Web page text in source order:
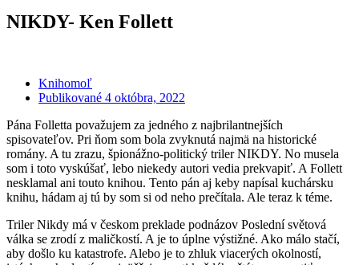
NIKDY- Ken Follett
Knihomoľ
Publikované 4 októbra, 2022
Pána Folletta považujem za jedného z najbrilantnejších
spisovateľov. Pri ňom som bola zvyknutá najmä na historické
romány. A tu zrazu, špionážno-politický triler NIKDY. No musela
som i toto vyskúšať, lebo niekedy autori vedia prekvapiť. A Follett
nesklamal ani touto knihou. Tento pán aj keby napísal kuchársku
knihu, hádam aj tú by som si od neho prečítala. Ale teraz k téme.
Triler Nikdy má v českom preklade podnázov Poslední světová
válka se zrodí z maličkostí. A je to úplne výstižné. Ako málo stačí,
aby došlo ku katastrofe. Alebo je to zhluk viacerých okolností,